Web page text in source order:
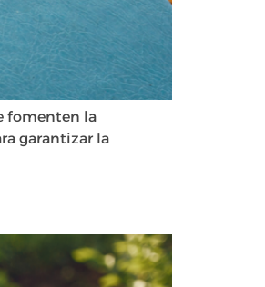
fomenten la
garantizar la